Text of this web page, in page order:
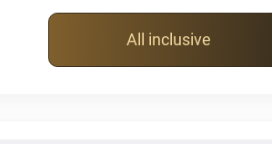
All inclusive